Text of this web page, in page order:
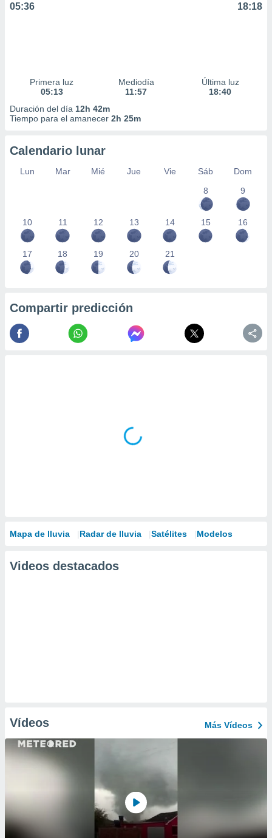
perfiles
crear un
la
contenido
de la
el
de
de
uso de
con el
e
mediante
05:36 18:18
Primera luz
05:13
Mediodía
11:57
Última luz
18:40
Duración del día 12h 42m
Tiempo para el amanecer 2h 25m
Calendario lunar
Lun Mar Mié Jue Vie Sáb
Dom
8
9
10 11 12 13 14 15 16
17 18 19 20 21
Compartir predicción
Mapa de lluvia Radar de lluvia Satélites Modelos
Videos destacados
Vídeos Más Vídeos